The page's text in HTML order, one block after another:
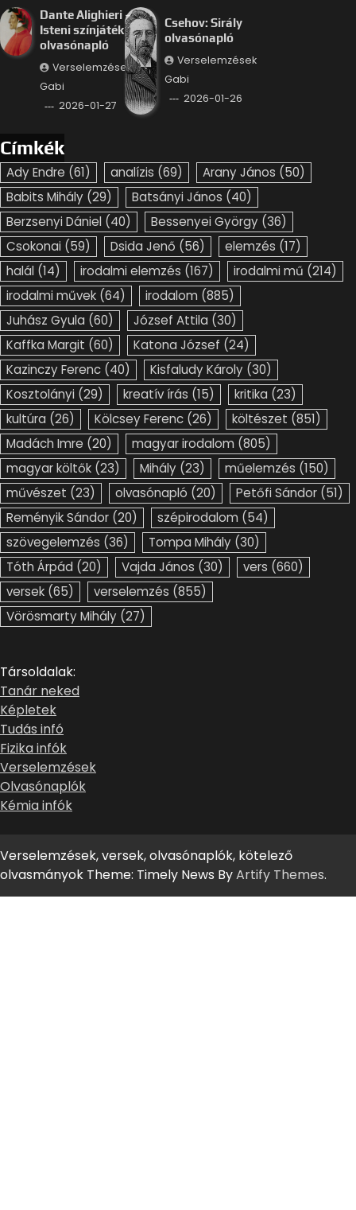
Dante Alighieri –
Isteni színjáték
olvasónapló
Verselemzések
Gabi
2026-01-27
Csehov: Sirály
olvasónapló
Verselemzések
Gabi
2026-01-26
Címkék
Ady Endre (61) analízis (69) Arany János (50)
Babits Mihály (29) Batsányi János (40)
Berzsenyi Dániel (40) Bessenyei György (36)
Csokonai (59) Dsida Jenő (56) elemzés (17)
halál (14) irodalmi elemzés (167) irodalmi mű (214)
irodalmi művek (64) irodalom (885)
Juhász Gyula (60) József Attila (30)
Kaffka Margit (60) Katona József (24)
Kazinczy Ferenc (40) Kisfaludy Károly (30)
Kosztolányi (29) kreatív írás (15) kritika (23)
kultúra (26) Kölcsey Ferenc (26) költészet (851)
Madách Imre (20) magyar irodalom (805)
magyar költők (23) Mihály (23) műelemzés (150)
művészet (23) olvasónapló (20) Petőfi Sándor (51)
Reményik Sándor (20) szépirodalom (54)
szövegelemzés (36) Tompa Mihály (30)
Tóth Árpád (20) Vajda János (30) vers (660)
versek (65) verselemzés (855)
Vörösmarty Mihály (27)
Társoldalak:
Tanár neked
Képletek
Tudás infó
Fizika infók
Verselemzések
Olvasónaplók
Kémia infók
Verselemzések, versek, olvasónaplók, kötelező
olvasmányok Theme: Timely News ByArtify Themes.